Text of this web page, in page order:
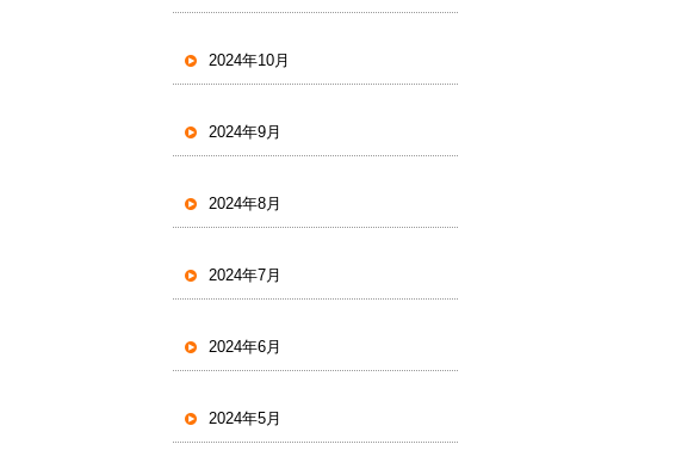
2024年10月
2024年9月
2024年8月
2024年7月
2024年6月
2024年5月